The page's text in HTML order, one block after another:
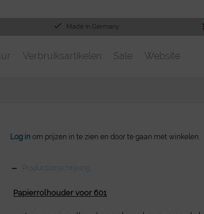
Made in Germany
Verbruiksartikelen Sale Website
Log in om prijzen in te zien en door te gaan met winkelen.
Productomschrijving
Papierrolhouder voor 601